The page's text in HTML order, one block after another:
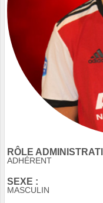
RÔLE
ADHÉRENT
SEXE :
MASCULIN